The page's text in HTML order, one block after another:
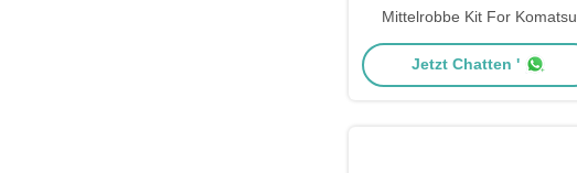
Mittelrobbe Kit For Komatsu
Excavator PC30-7 PC40-7
Jetzt Chatten '